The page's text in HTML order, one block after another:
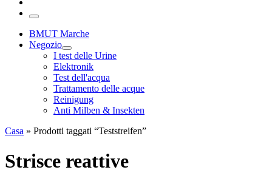
Menu
BMUT Marche
Negozio
I test delle Urine
Elektronik
Test dell'acqua
Trattamento delle acque
Reinigung
Anti Milben & Insekten
Casa » Prodotti taggati “Teststreifen”
Strisce reattive